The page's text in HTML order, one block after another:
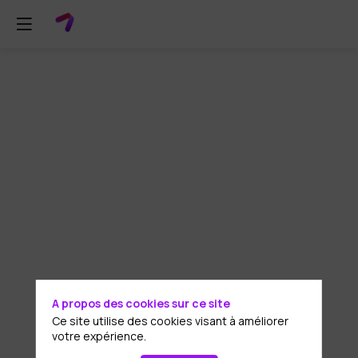
A propos des cookies sur ce site
Ce site utilise des cookies visant à améliorer
votre expérience.